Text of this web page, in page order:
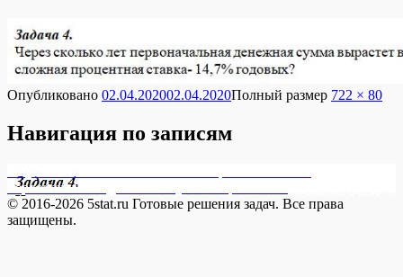
Опубликовано 02.04.202002.04.2020Полный размер 722 × 80
Навигация по записям
Опубликовано в
первоначальная денежная сумма вырастет в т
© 2016-2026 5stat.ru Готовые решения задач. Все права
защищены.